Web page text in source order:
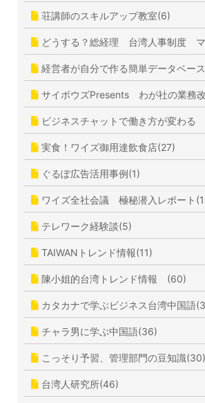
荘講師のスキルアップ教室(6)
どうする？総経理 台湾人事制度 マ
経営者が自分で作る簡単データベー
サイボウズPresents わが社の業務
ビジネスチャットで働き方が変わ
実食！ワイズ御用達飲食店(27)
ぐるぽ広告活用事例(1)
ワイズ全社会議 極秘潜入レポート
テレワーク経験談(5)
TAIWANトレンド情報(11)
陳小姐的台湾トレンド情報 (60)
カタカナで学ぶビジネス台湾中国語
チャラ男に学ぶ中国語(36)
こっそり予習、管理部門の豆知識(30)
台湾人研究所(46)